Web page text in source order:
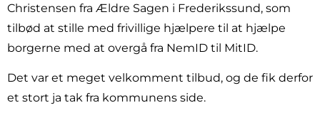
Christensen fra Ældre Sagen i Frederikssund, som
tilbød at stille med frivillige hjælpere til at hjælpe
borgerne med at overgå fra NemID til MitID.
Det var et meget velkomment tilbud, og de fik derfor
et stort ja tak fra kommunens side.